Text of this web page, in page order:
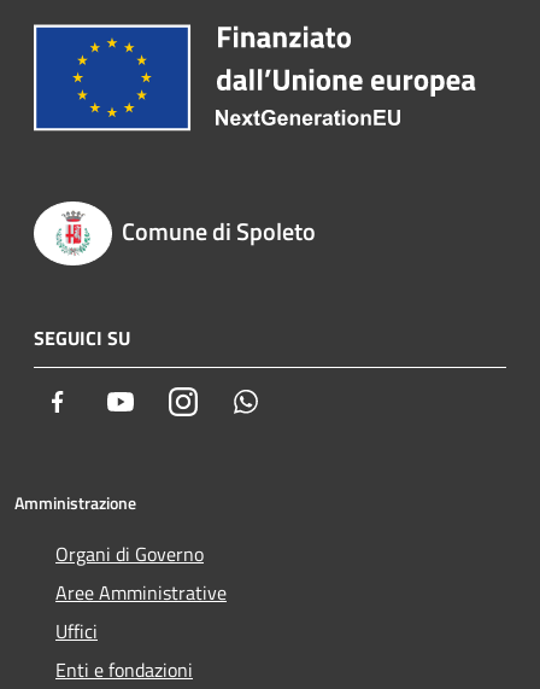
Comune di Spoleto
SEGUICI SU
Facebook YoutubeInstagram
Amministrazione
Organi di Governo
Aree Amministrative
Uffici
Enti e fondazioni